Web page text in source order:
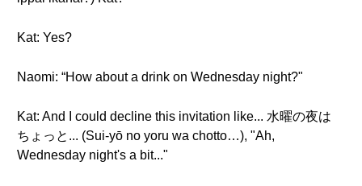
Kat: Yes?
Naomi: “How about a drink on Wednesday night?"
Kat: And I could decline this invitation like... 水曜の夜は
ちょっと... (Sui-yō no yoru wa chotto…), "Ah,
Wednesday night's a bit..."